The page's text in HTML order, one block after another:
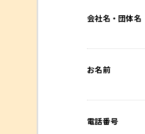
会社名・団体名
お名前
電話番号